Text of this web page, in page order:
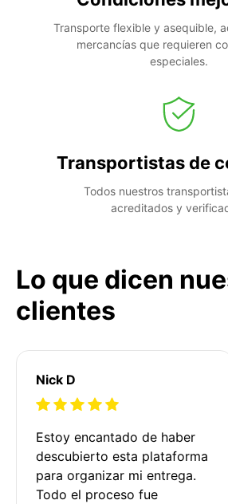
Transporte flexible y asequible,
mercancías que requieren
especiales.
Transportistas de
Todos nuestros
acreditados y
Lo que dicen
clientes
Nick D
Estoy encantado de haber
descubierto esta plataforma
para organizar mi entrega.
Todo el proceso fue